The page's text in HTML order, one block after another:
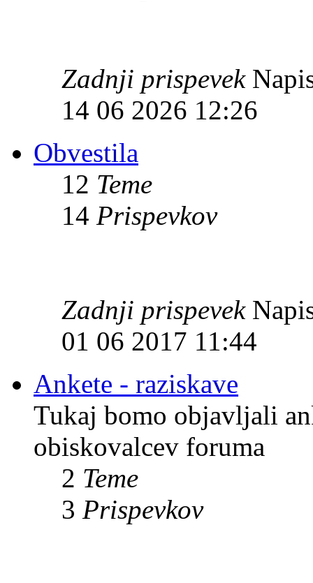
Zadnji prispevek
14 06 2026 12:26
Obvestila
12 Teme
14 Prispevkov
Zadnji prispevek
01 06 2017 11:44
Ankete - raziskave
Tukaj bomo objavljali
obiskovalcev foruma
2 Teme
3 Prispevkov